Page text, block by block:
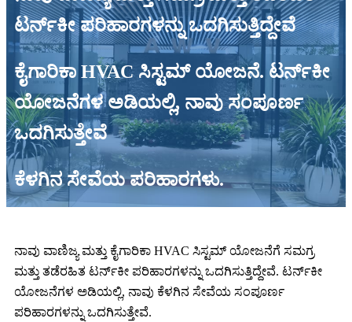
ಟರ್ನ್‌ಕೀ ಪರಿಹಾರಗಳನ್ನು ಒದಗಿಸುತ್ತಿದ್ದೇವೆ
ಕೈಗಾರಿಕಾ HVAC ಸಿಸ್ಟಮ್ ಯೋಜನೆ. ಟರ್ನ್‌ಕೀ
ಯೋಜನೆಗಳ ಅಡಿಯಲ್ಲಿ, ನಾವು ಸಂಪೂರ್ಣ
ಒದಗಿಸುತ್ತೇವೆ
ಕೆಳಗಿನ ಸೇವೆಯ ಪರಿಹಾರಗಳು.
ನಾವು ವಾಣಿಜ್ಯ ಮತ್ತು ಕೈಗಾರಿಕಾ HVAC ಸಿಸ್ಟಮ್ ಯೋಜನೆಗೆ ಸಮಗ್ರ
ಮತ್ತು ತಡೆರಹಿತ ಟರ್ನ್‌ಕೀ ಪರಿಹಾರಗಳನ್ನು ಒದಗಿಸುತ್ತಿದ್ದೇವೆ. ಟರ್ನ್‌ಕೀ
ಯೋಜನೆಗಳ ಅಡಿಯಲ್ಲಿ, ನಾವು ಕೆಳಗಿನ ಸೇವೆಯ ಸಂಪೂರ್ಣ
ಪರಿಹಾರಗಳನ್ನು ಒದಗಿಸುತ್ತೇವೆ.